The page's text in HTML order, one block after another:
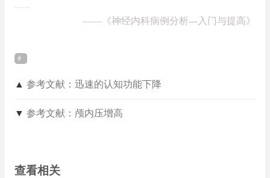
……
—— 《神经内科病例分析---入门与提高》
▲ 参考文献：迅速的认知功能下降
▼ 参考文献：颅内压增高
查看相关